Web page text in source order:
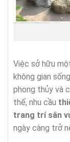
Việc sở hữu
không gian
phong thủy và
thế, nhu cầu
trang trí sân
ngày càng trở